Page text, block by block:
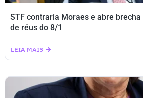
STF contraria Moraes e abre
de réus do 8/1
LEIA MAIS